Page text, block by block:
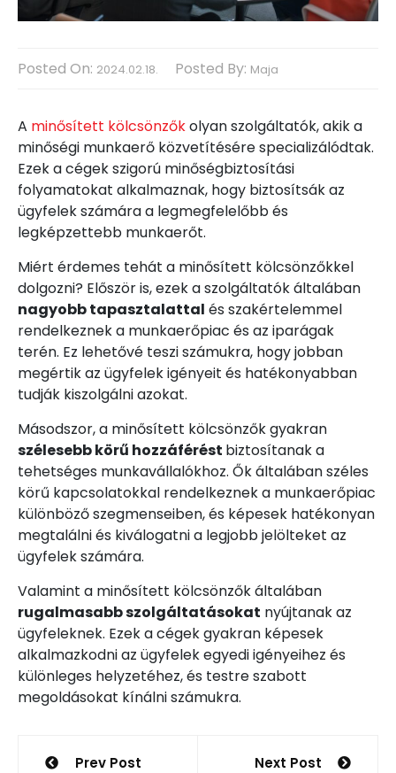
Posted On: 2024.02.18. Posted By: Maja
A minősített kölcsönzőkolyan szolgáltatók, akik a
minőségi munkaerő közvetítésére specializálódtak.
Ezek a cégek szigorú minőségbiztosítási
folyamatokat alkalmaznak, hogy biztosítsák az
ügyfelek számára a legmegfelelőbb és
legképzettebb munkaerőt.
Miért érdemes tehát a minősített kölcsönzőkkel
dolgozni? Először is, ezek a szolgáltatók általában
nagyobb tapasztalattal és szakértelemmel
rendelkeznek a munkaerőpiac és az iparágak
terén. Ez lehetővé teszi számukra, hogy jobban
megértik az ügyfelek igényeit és hatékonyabban
tudják kiszolgálni azokat.
Másodszor, a minősített kölcsönzők gyakran
szélesebb körű hozzáférést biztosítanak a
tehetséges munkavállalókhoz. Ők általában széles
körű kapcsolatokkal rendelkeznek a munkaerőpiac
különböző szegmenseiben, és képesek hatékonyan
megtalálni és kiválogatni a legjobb jelölteket az
ügyfelek számára.
Valamint a minősített kölcsönzők általában
rugalmasabb szolgáltatásokat nyújtanak az
ügyfeleknek. Ezek a cégek gyakran képesek
alkalmazkodni az ügyfelek egyedi igényeihez és
különleges helyzetéhez, és testre szabott
megoldásokat kínálni számukra.
Bejegyzés
Prev Post Next Post